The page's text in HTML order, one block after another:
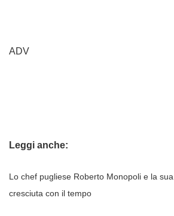
ADV
Leggi anche:
Lo chef pugliese Roberto Monopoli e la
cresciuta con il tempo